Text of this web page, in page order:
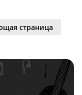
10 августа
страница